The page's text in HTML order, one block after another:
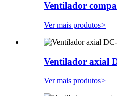
Ventilador
Ver mais produtos>
Ventilador axial
Ver mais produtos>